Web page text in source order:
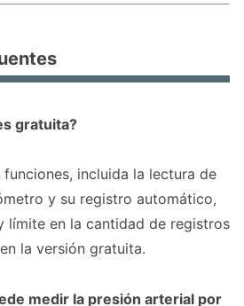
gratuita?
funciones, incluida la lectura de
y su registro automático,
límite en la cantidad de registros
la versión gratuita.
medir la presión arterial por